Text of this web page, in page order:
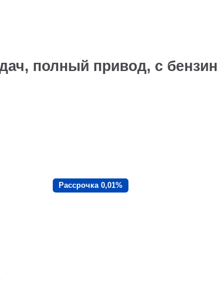
полный привод, с
Рассрочка 0,01%